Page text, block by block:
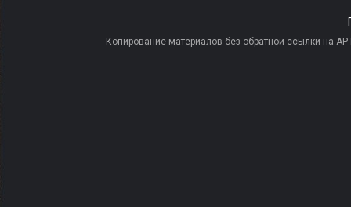
Копирование материалов без обратной ссылки на